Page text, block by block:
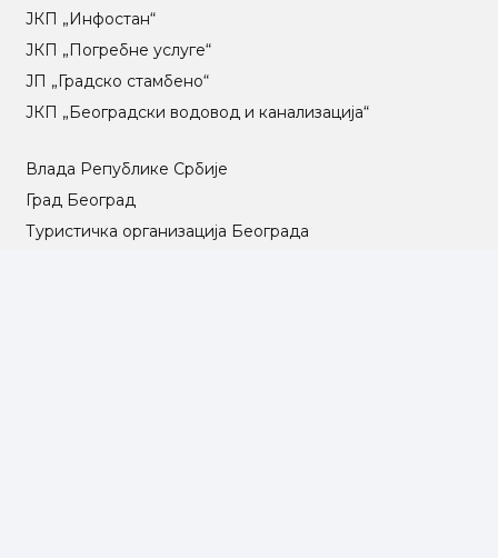
ЈКП „Инфостан“
ЈКП „Погребне услуге“
ЈП „Градско стамбено“
ЈКП „Београдски водовод и канализација“
Влада Републике Србије
Град Београд
Туристичка организација Београда